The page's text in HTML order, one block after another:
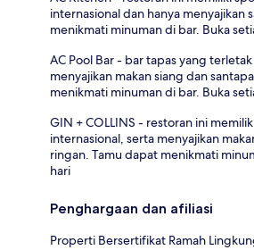
internasional dan hanya menyajikan
menikmati minuman di bar. Buka
AC Pool Bar - bar tapas yang
menyajikan makan siang dan
menikmati minuman di bar. Buka
GIN + COLLINS - restoran ini
internasional, serta menyajikan
ringan. Tamu dapat menikmati
hari
Penghargaan dan afiliasi
Properti Bersertifikat Ramah